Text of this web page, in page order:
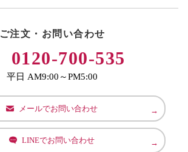
ご注文・お問い合わせ
0120-700-535
平日 AM9:00～PM5:00
メールでお問い合わせ
LINEでお問い合わせ